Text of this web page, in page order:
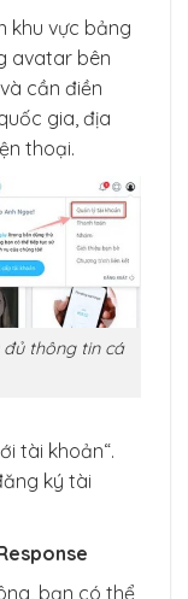
khu vực bảng
avatar bên
cần điền
gia, địa
thoại.
thông tin cá
tài khoản“.
ký tài
bạn có thể